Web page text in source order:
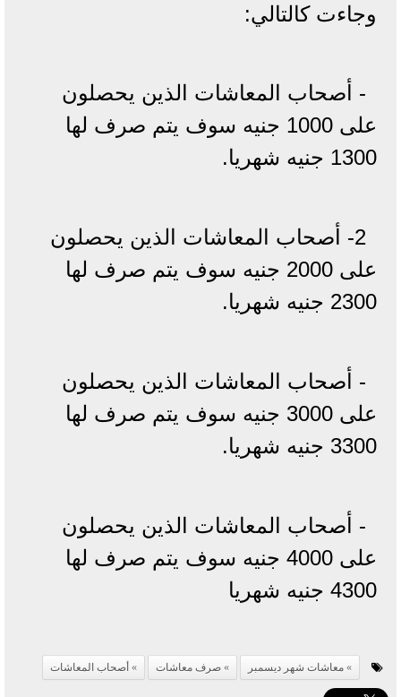
وجاءت كالتالي:
- أصحاب المعاشات الذين يحصلون
على 1000 جنيه سوف يتم صرف لها
1300 جنيه شهريا.
2- أصحاب المعاشات الذين يحصلون
على 2000 جنيه سوف يتم صرف لها
2300 جنيه شهريا.
- أصحاب المعاشات الذين يحصلون
على 3000 جنيه سوف يتم صرف لها
3300 جنيه شهريا.
- أصحاب المعاشات الذين يحصلون
على 4000 جنيه سوف يتم صرف لها
4300 جنيه شهريا
معاشات شهر ديسمبر صرف معاشات أصحاب المعاشات